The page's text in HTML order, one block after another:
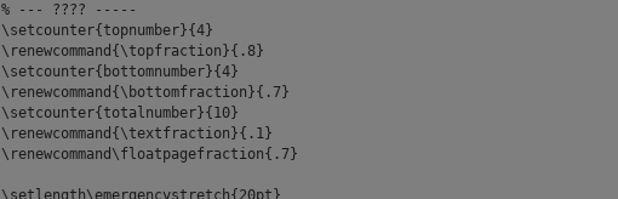
% --- ???? -----
\setcounter{topnumber}{4}
\renewcommand{\topfraction}{.8}
\setcounter{bottomnumber}{4}
\renewcommand{\bottomfraction}{.7}
\setcounter{totalnumber}{10}
\renewcommand{\textfraction}{.1}
\renewcommand\floatpagefraction{.7}
\setlength\emergencystretch{20pt}